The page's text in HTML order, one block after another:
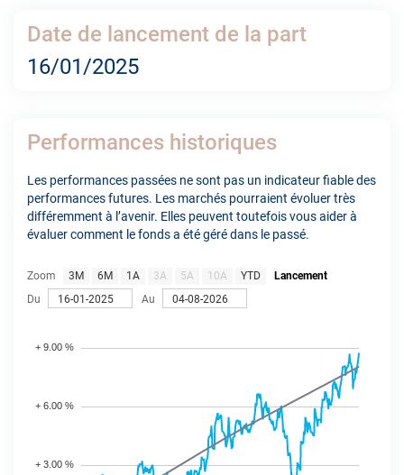
Date de lancement de la part
16/01/2025
Performances historiques
Les performances passées ne sont pas un indicateur fiable des
performances futures. Les marchés pourraient évoluer très
différemment à l’avenir. Elles peuvent toutefois vous aider à
évaluer comment le fonds a été géré dans le passé.
Zoom 3M 6M 1A 3A 5A 10A YTD
Lancement
Du
Au